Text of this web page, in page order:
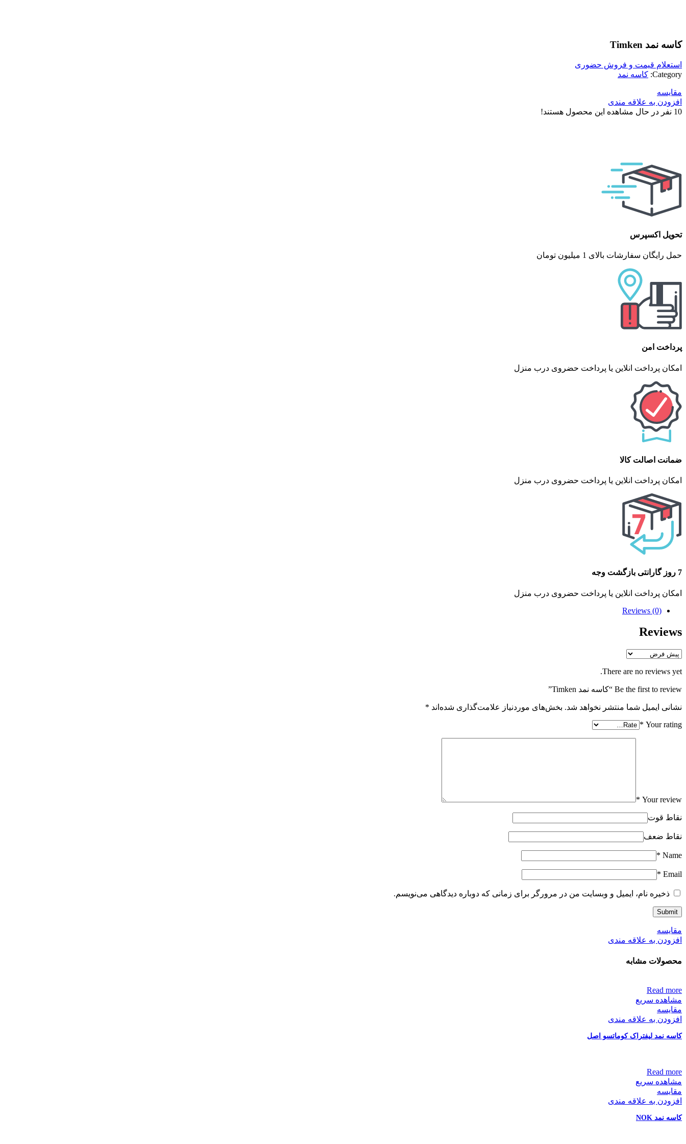
کاسه نمد Timken
استعلام قیمت و فروش حضوری
Category: کاسه نمد
مقایسه
افزودن به علاقه مندی
10 نفر در حال مشاهده این محصول هستند!
تحویل اکسپرس
حمل رایگان سفارشات بالای 1 میلیون تومان
پرداخت امن
امکان پرداخت انلاین یا پرداخت حضروی درب منزل
ضمانت اصالت کالا
امکان پرداخت انلاین یا پرداخت حضروی درب منزل
7 روز گارانتی بازگشت وجه
امکان پرداخت انلاین یا پرداخت حضروی درب منزل
Reviews (0)
Reviews
There are no reviews yet.
Be the first to review “کاسه نمد Timken”
نشانی ایمیل شما منتشر نخواهد شد. بخش‌های موردنیاز علامت‌گذاری شده‌اند *
Your rating
*
Your review
*
نقاط قوت
نقاط ضعف
Name
*
Email
*
ذخیره نام، ایمیل و وبسایت من در مرورگر برای زمانی که دوباره دیدگاهی می‌نویسم.
مقایسه
افزودن به علاقه مندی
محصولات مشابه
Read more
مشاهده سریع
مقایسه
افزودن به علاقه مندی
کاسه نمد لیفتراک کوماتسو اصل
Read more
مشاهده سریع
مقایسه
افزودن به علاقه مندی
کاسه نمد NOK